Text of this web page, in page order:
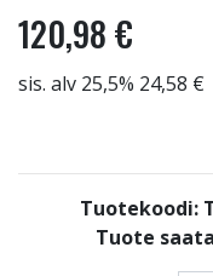
120,98 €
sis. alv 25,5% 24,58 €
Tuotekoodi:
Tuote